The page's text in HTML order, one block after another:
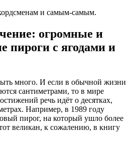
и самым-самым.
огромные и
пироги с ягодами и
много. И если в обычной жизни
сантиметрами, то в мире
речь идёт о десятках,
Например, в 1989 году
пирог, на который ушло более
великан, к сожалению, в книгу